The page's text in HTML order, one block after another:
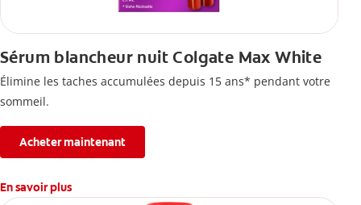
Sérum blancheur nuit Colgate Max White
Élimine les taches accumulées depuis 15 ans* pendant votre
sommeil.
Acheter maintenant
En savoir plus